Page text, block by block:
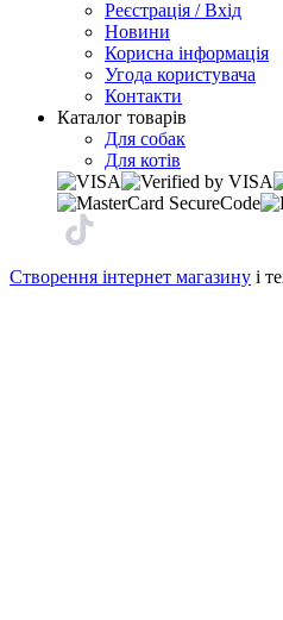
Реєстрація / Вхід
Новини
Корисна інформація
Угода користувача
Контакти
Каталог товарів
Для собак
Для котів
Створення інтернет магазину і